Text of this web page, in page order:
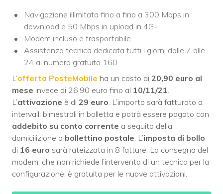
Navigazione illimitata fino a fino a 300 Mbps in
download e 50 Mbps in upload in 4G+
Modem incluso e trasportabile
Assistenza tecnica dedicata tutti i giorni dalle 7 alle
24 al numero gratuito 160
L’offerta PosteMobile ha un costo di 20,90 euro al
mese invece di 26,90 euro fino al 10/11/21
L’attivazione è di 29 euro . L’importo sarà fatturato a
intervalli bimestrali in bolletta e potrà essere pagato con
addebito su conto corrente a seguito della
domicilizione o bollettino postale . L’imposta di bollo
di 16 euro sarà rateizzata in 8 fatture. La consegna del
modem, che non richiede l’intervento di un tecnico per la
configurazione, è gratuita per le nuove attivazioni.